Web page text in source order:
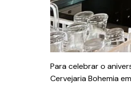
Para celebrar o
Cervejaria Bohemia